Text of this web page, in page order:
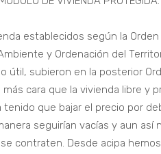
establecidos según la
y Ordenación del
útil, subieron en la posterior
cara que la vivienda libre y
tenido que bajar el precio por
seguirían vacías y aun
contraten. Desde acipa